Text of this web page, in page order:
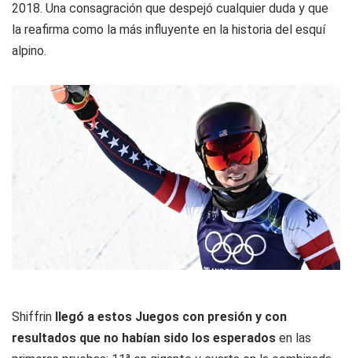
2018. Una consagración que despejó cualquier duda y que
la reafirma como la más influyente en la historia del esquí
alpino.
Shiffrin llegó a estos Juegos con presión y con
resultados que no habían sido los esperados en las